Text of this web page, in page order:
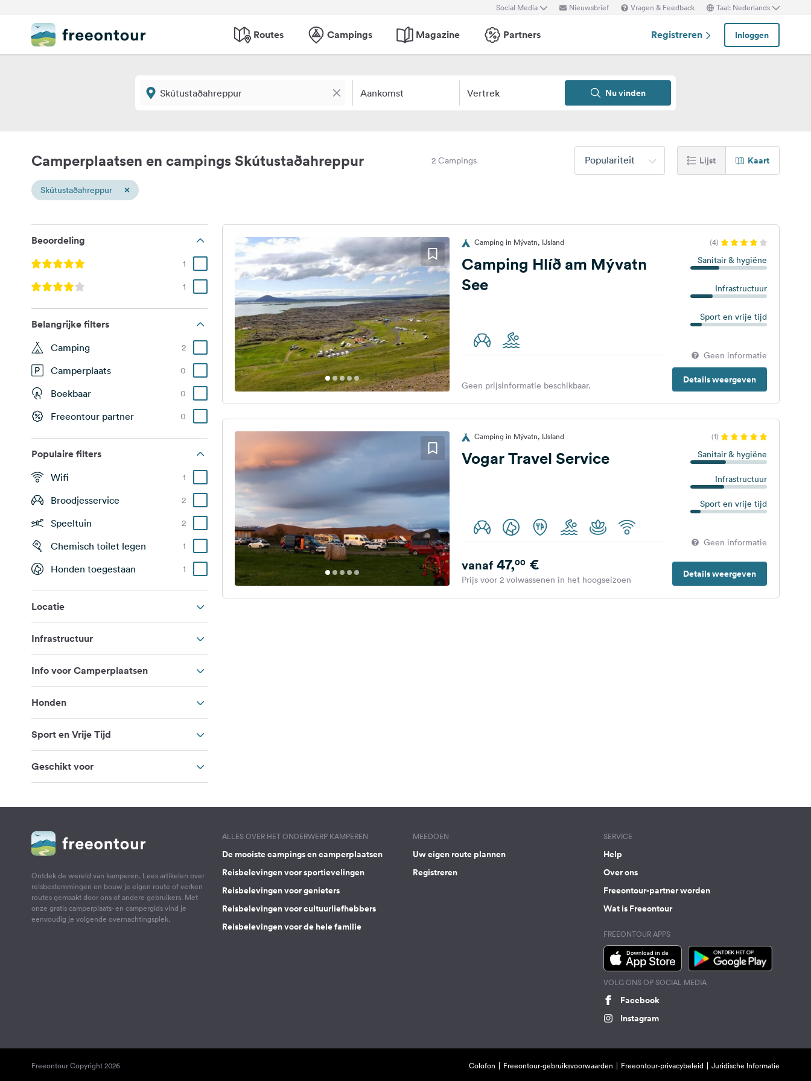
Social Media Nieuwsbrief Vragen & Feedback Taal: Nederlands
Routes Campings Magazine Partners Registreren Inloggen
Aankomst Vertrek Nu vinden
Camperplaatsen en campings Skútustaðahreppur 2 Campings Populariteit Lijst Kaart
Skútustaðahreppur ×
Beoordeling
1
1
Belangrijke filters
Camping 2
Camperplaats 0
Boekbaar 0
Freeontour partner 0
Populaire filters
Wifi 1
Broodjesservice 2
Speeltuin 2
Chemisch toilet legen 1
Honden toegestaan 1
Locatie
Infrastructuur
Info voor Camperplaatsen
Honden
Sport en Vrije Tijd
Geschikt voor
Camping in Mývatn, IJsland (4)
Camping Hlíð am Mývatn
See
Sanitair & hygiëne
Infrastructuur
Sport en vrije tijd
Geen informatie
Details weergeven
Geen prijsinformatie beschikbaar.
Camping in Mývatn, IJsland (1)
Vogar Travel Service Sanitair & hygiëne
Infrastructuur
Sport en vrije tijd
Geen informatie
Details weergeven
vanaf47,00€
Prijs voor 2 volwassenen in het hoogseizoen
Ontdek de wereld van kamperen. Lees artikelen over
reisbestemmingen en bouw je eigen route of verken
routes gemaakt door ons of andere gebruikers. Met
onze gratis camperplaats- en campergids vind je
eenvoudig je volgende overnachtingsplek.
ALLES OVER HET ONDERWERP KAMPEREN
De mooiste campings en camperplaatsen
Reisbelevingen voor sportievelingen
Reisbelevingen voor genieters
Reisbelevingen voor cultuurliefhebbers
Reisbelevingen voor de hele familie
MEEDOEN
Uw eigen route plannen
Registreren
SERVICE
Help
Over ons
Freeontour-partner worden
Wat is Freeontour
FREEONTOUR APPS
VOLG ONS OP SOCIAL MEDIA
Facebook
Instagram
Freeontour Copyright 2026 Colofon Freeontour-gebruiksvoorwaarden Freeontour-privacybeleid Juridische Informatie